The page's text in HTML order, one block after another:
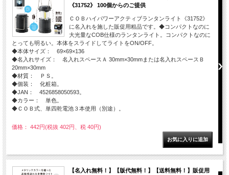
《31752》 100個からのご提供
ＣＯＢハイパワーアクティブランタンライト《31752》
に名入れを施した販促用粗品です。◆コンパクトなのに
大光量なCOB仕様のランタンライト。コンパクトなのに
とっても明るい。本体をスライドしてライトをON/OFF。
◆本体サイズ： 69×69×136
◆名入れサイズ： 名入れスペースＡ 30mm×30mmまたは名入れスペースＢ
20mm×30mm
◆材質： ＰＳ。
◆個装： 化粧箱。
◆JAN： 4526858050593。
◆カラー： 単色。
◆ＣＯＢ式、単四乾電池３本使用（別途）。
価格： 442円(税抜 402円、税 40円)
【名入れ無料！】【版代無料！】【送料無料！】販促用